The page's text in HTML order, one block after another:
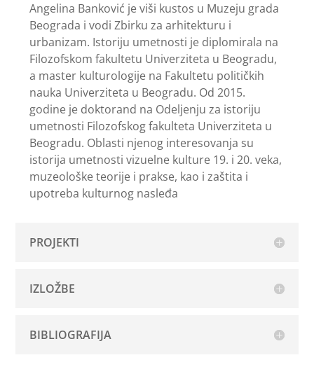
Angelina Banković je viši kustos u Muzeju grada
Beograda i vodi Zbirku za arhitekturu i
urbanizam. Istoriju umetnosti je diplomirala na
Filozofskom fakultetu Univerziteta u Beogradu,
a master kulturologije na Fakultetu političkih
nauka Univerziteta u Beogradu. Od 2015.
godine je doktorand na Odeljenju za istoriju
umetnosti Filozofskog fakulteta Univerziteta u
Beogradu. Oblasti njenog interesovanja su
istorija umetnosti vizuelne kulture 19. i 20. veka,
muzeološke teorije i prakse, kao i zaštita i
upotreba kulturnog nasleđa
PROJEKTI
IZLOŽBE
BIBLIOGRAFIJA